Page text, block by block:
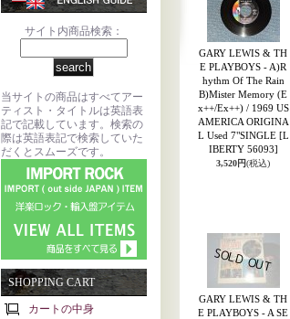
サイト内商品検索：
当サイトの商品はすべてアー
ティスト・タイトルは英語表
記で記載しています。検索の
際は英語表記で検索していた
だくとスムーズです。
SHOPPING CART
カートの中身
GARY LEWIS & TH
E PLAYBOYS - A)R
hythm Of The Rain
B)Mister Memory (E
x++/Ex++) / 1969 US
AMERICA ORIGINA
L Used 7"SINGLE [L
IBERTY 56093]
3,520円(税込)
GARY LEWIS & TH
E PLAYBOYS - A SE